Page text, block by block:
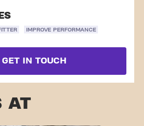
IMPROVE PERFORMANCE
GET IN TOUCH
AT